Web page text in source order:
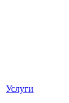
Услуги